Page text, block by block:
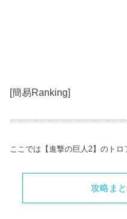
[簡易Ranking]
ここでは【進撃の巨人2】のトロ
攻略ま